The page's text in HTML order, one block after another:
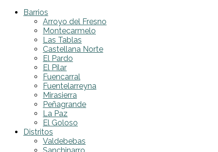
Barrios
Arroyo del Fresno
Montecarmelo
Las Tablas
Castellana Norte
El Pardo
El Pilar
Fuencarral
Fuentelarreyna
Mirasierra
Peñagrande
La Paz
El Goloso
Distritos
Valdebebas